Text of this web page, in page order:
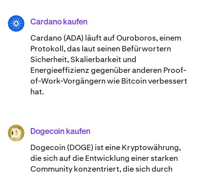
ADA Cardano kaufen
Cardano (ADA) ​​läuft auf Ouroboros, einem
Protokoll, das laut seinen Befürwortern
Sicherheit, Skalierbarkeit und
Energieeffizienz gegenüber anderen Proof-
of-Work-Vorgängern wie Bitcoin verbessert
hat.
DOGE Dogecoin kaufen
Dogecoin (DOGE) ist eine Kryptowährung,
die sich auf die Entwicklung einer starken
Community konzentriert, die sich durch